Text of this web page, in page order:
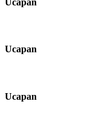
Ucapan
Ucapan